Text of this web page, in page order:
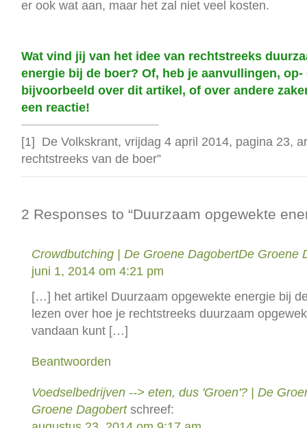
er ook wat aan, maar het zal niet veel kosten.
Wat vind jij van het idee van rechtstreeks
energie bij de boer? Of, heb je aanvullingen,
bijvoorbeeld over dit artikel, of over andere
een reactie!
[1] De Volkskrant, vrijdag 4 april 2014, pagina 23,
rechtstreeks van de boer”
2 Responses to “Duurzaam opgewekte
Crowdbutching | De Groene DagobertDe Groene
juni 1, 2014 om 4:21 pm
[…] het artikel Duurzaam opgewekte energie bij
lezen over hoe je rechtstreeks duurzaam
vandaan kunt […]
Beantwoorden
Voedselbedrijven --> eten, dus 'Groen'? | De
Groene Dagobert schreef: